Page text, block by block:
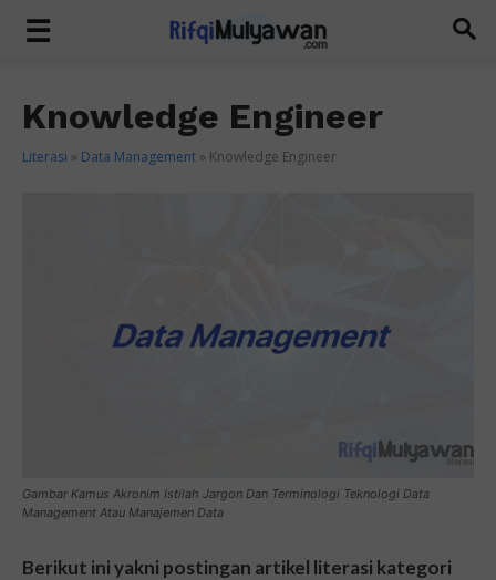
Knowledge Engineer
Literasi » Data Management » Knowledge Engineer
Gambar Kamus Akronim Istilah Jargon Dan Terminologi Teknologi Data
Management Atau Manajemen Data
Berikut ini yakni postingan artikel literasi kategori